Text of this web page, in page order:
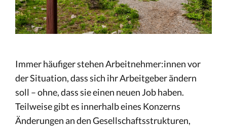
Immer häufiger stehen Arbeitnehmer:innen vor
der Situation, dass sich ihr Arbeitgeber ändern
soll – ohne, dass sie einen neuen Job haben.
Teilweise gibt es innerhalb eines Konzerns
Änderungen an den Gesellschaftsstrukturen,